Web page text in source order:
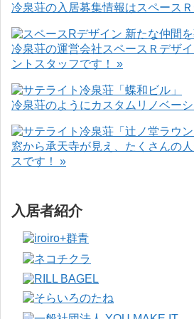
冷泉荘の入居募集情報はスペース
冷泉荘の運営会社スペースＲデザ
ントスタッフです！ »
冷泉荘のようにカスタムリノベー
窓から承天寺が見え、たくさんの
スです！ »
入居者紹介